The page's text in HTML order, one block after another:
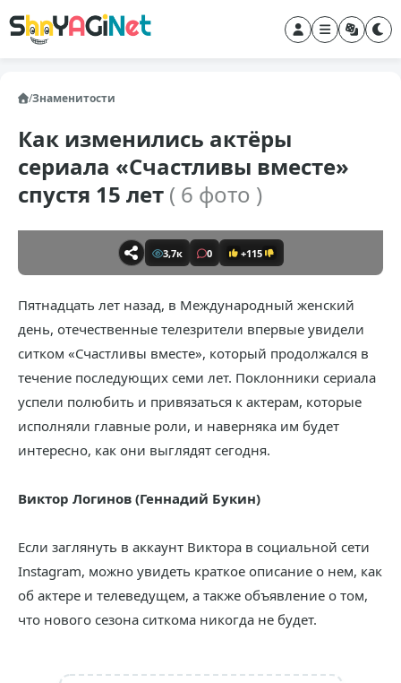
/Знаменитости
Как изменились актёры
сериала «Счастливы вместе»
спустя 15 лет ( 6 фото )
3,7к 0 +115
Пятнадцать лет назад, в Международный женский
день, отечественные телезрители впервые увидели
ситком «Счастливы вместе», который продолжался в
течение последующих семи лет. Поклонники сериала
успели полюбить и привязаться к актерам, которые
исполняли главные роли, и наверняка им будет
интересно, как они выглядят сегодня.
Виктор Логинов (Геннадий Букин)
Если заглянуть в аккаунт Виктора в социальной сети
Instagram, можно увидеть краткое описание о нем, как
об актере и телеведущем, а также объявление о том,
что нового сезона ситкома никогда не будет.